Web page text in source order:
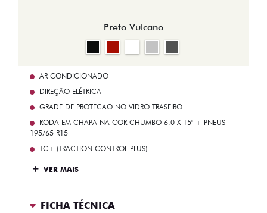
Preto Vulcano
AR-CONDICIONADO
DIREÇÃO ELÉTRICA
GRADE DE PROTECAO NO VIDRO TRASEIRO
RODA EM CHAPA NA COR CHUMBO 6.0 X 15" + PNEUS
195/65 R15
TC+ (TRACTION CONTROL PLUS)
VER MAIS
FICHA TÉCNICA